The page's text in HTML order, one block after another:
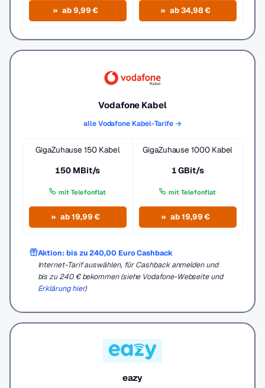
ab 9,99 € ab 34,98 €
Vodafone Kabel
alle Vodafone Kabel-Tarife →
GigaZuhause 150 Kabel
150 MBit/s
mit Telefonflat
ab 19,99 €
GigaZuhause 1000 Kabel
1 GBit/s
mit Telefonflat
ab 19,99 €
Aktion: bis zu 240,00 Euro Cashback
Internet-Tarif auswählen, für Cashback anmelden und
bis zu 240 € bekommen (siehe Vodafone-Webseite und
Erklärung hier)
eazy